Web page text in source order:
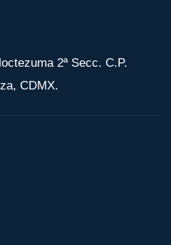
2ª Secc. C.P.
CDMX.